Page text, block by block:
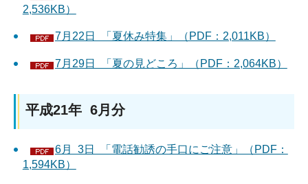
2,536KB）
7月22日 「夏休み特集」（PDF：2,011KB）
7月29日 「夏の見どころ」（PDF：2,064KB）
平成21年 6月分
6月 3日 「電話勧誘の手口にご注意」（PDF：
1,594KB）